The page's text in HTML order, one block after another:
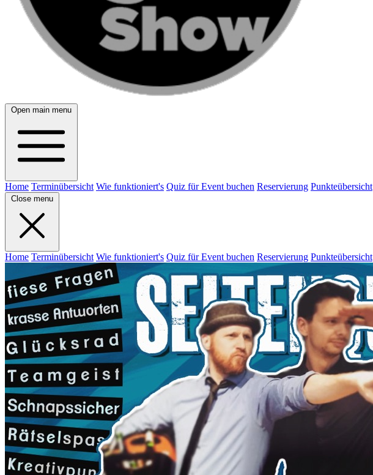
Open main menu
Home Terminübersicht Wie funktioniert's Quiz für Event buchen Reservierung Punkteübersicht
Close menu
Home Terminübersicht Wie funktioniert's Quiz für Event buchen Reservierung Punkteübersicht